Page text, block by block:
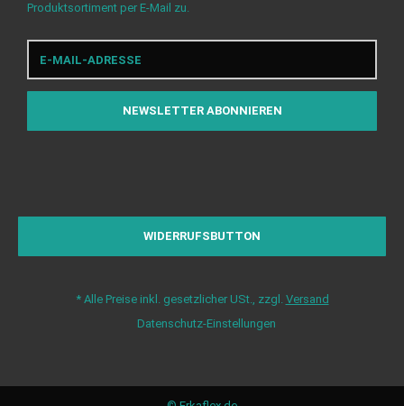
Produktsortiment per E-Mail zu.
E-
Mail-
NEWSLETTER ABONNIEREN
WIDERRUFSBUTTON
*Alle Preise inkl. gesetzlicher USt., zzgl. Versand
Datenschutz-Einstellungen